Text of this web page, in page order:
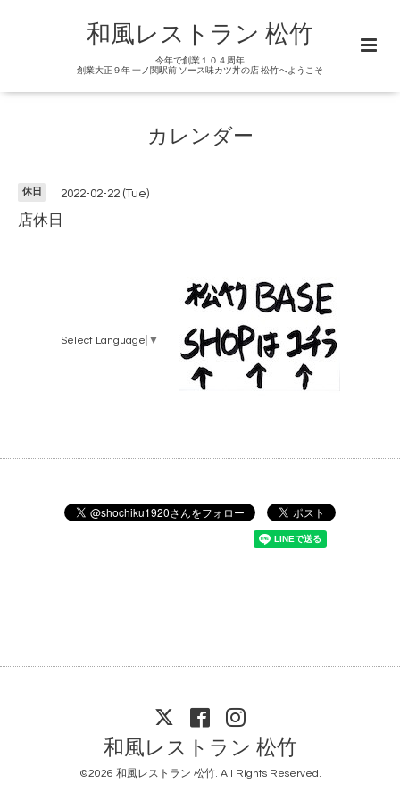
和風レストラン 松竹
今年で創業１０４周年
創業大正９年 一ノ関駅前 ソース味カツ丼の店 松竹へようこそ
カレンダー
休日 2022-02-22 (Tue)
店休日
Select Language ▼
和風レストラン 松竹
©2026 和風レストラン 松竹. All Rights Reserved.